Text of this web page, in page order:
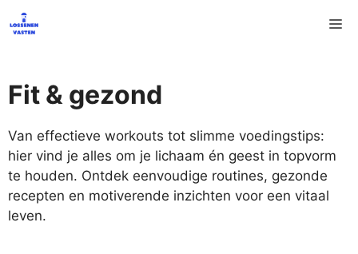
naar
Fit & gezond
Van effectieve workouts tot slimme voedingstips:
hier vind je alles om je lichaam én geest in topvorm
te houden. Ontdek eenvoudige routines, gezonde
recepten en motiverende inzichten voor een vitaal
leven.